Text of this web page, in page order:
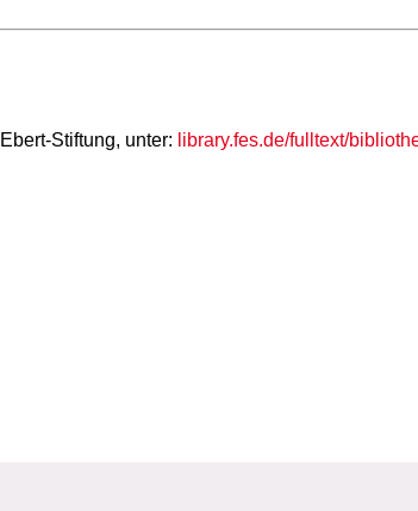
Stiftung, unter: library.fes.de/fulltext/